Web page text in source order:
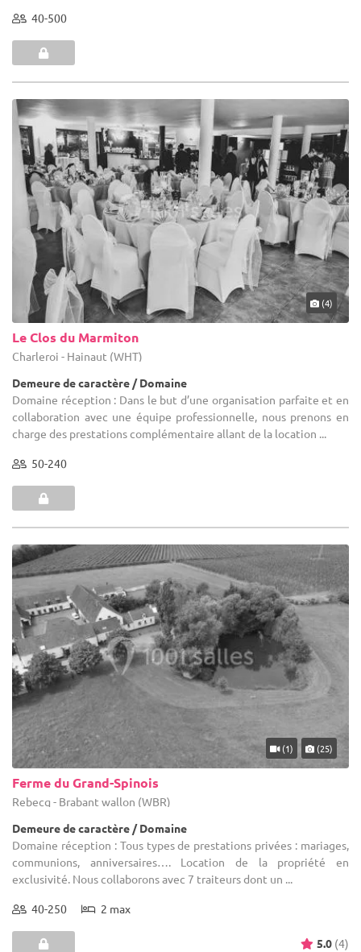
40-500
(4)
Le Clos du Marmiton
Charleroi - Hainaut (WHT)
Demeure de caractère / Domaine
Domaine réception : Dans le but d’une organisation parfaite et en
collaboration avec une équipe professionnelle, nous prenons en
charge des prestations complémentaire allant de la location ...
50-240
(1) (25)
Ferme du Grand-Spinois
Rebecq - Brabant wallon (WBR)
Demeure de caractère / Domaine
Domaine réception : Tous types de prestations privées : mariages,
communions, anniversaires…. Location de la propriété en
exclusivité. Nous collaborons avec 7 traiteurs dont un ...
40-250 2 max
5.0 (4)